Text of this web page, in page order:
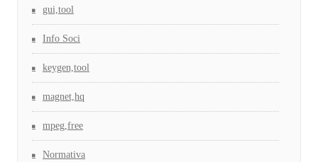
gui,tool
Info Soci
keygen,tool
magnet,hq
mpeg,free
Normativa